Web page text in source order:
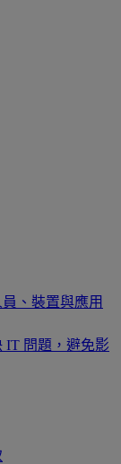
、裝置與應用
IT 問題，避免影